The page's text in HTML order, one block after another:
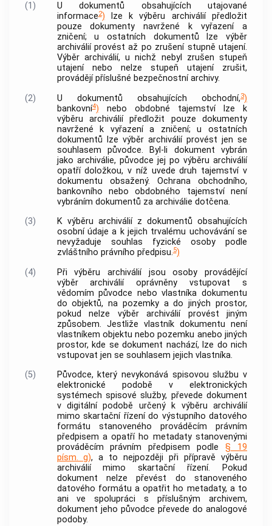
(1) U dokumentů obsahujících utajované
informace2) lze kvýběru archiváliípředložit
pouzedokumenty navržené k vyřazení a
zničení; u ostatních dokumentů lzevýběr
archiváliíprovést až po zrušení stupně utajení.
Výběr archiválií, u nichž nebyl zrušen stupeň
utajení nebo nelze stupeň utajení zrušit,
provádějí příslušné bezpečnostní archivy.
(2)
U dokumentů obsahujících obchodní,3)
bankovní4) nebo obdobné tajemství lze k
výběru archiváliípředložit pouze dokumenty
navržené k vyřazení a zničení; u ostatních
dokumentů lze výběr archiváliíprovést jen se
souhlasem původce. Byl-li dokument vybrán
jako archiválie, původce jej po výběru archiválií
opatří doložkou, v níž uvede druh tajemství v
dokumentu obsažený. Ochrana obchodního,
bankovního nebo obdobného tajemství není
vybráním dokumentů za archiválie dotčena.
(3)
K výběru archiváliíz dokumentů obsahujících
osobní údaje a k jejich trvalému uchovávání se
nevyžaduje souhlas fyzické osoby podle
zvláštního právního předpisu.5)
(4)
Přivýběru archiváliíjsou osoby provádějící
výběr archiváliíoprávněny vstupovat s
vědomímpůvodce nebo vlastníka dokumentu
do objektů, na pozemky a do jiných prostor,
pokud nelze výběr archiváliíprovést jiným
způsobem. Jestliže vlastník dokumentu není
vlastníkem objektu nebo pozemku anebo jiných
prostor, kde se dokument nachází, lze do nich
vstupovat jen se souhlasem jejich vlastníka.
(5)
Původce, který nevykonává spisovou službu v
elektronické podobě v elektronických
systémech spisové služby, převede dokument
v digitální podobě určený k výběru archiválií
mimo skartační řízení do výstupního datového
formátu stanoveného prováděcím právním
předpisem a opatří ho metadaty stanovenými
prováděcím právním předpisem podle§ 19
písm. g), a to nejpozději při přípravěvýběru
archiváliímimo skartační řízení. Pokud
dokument nelze převést do stanoveného
datového formátu a opatřit ho metadaty, a to
ani ve spolupráci s příslušným archivem,
dokument jeho původce převede do analogové
podoby.